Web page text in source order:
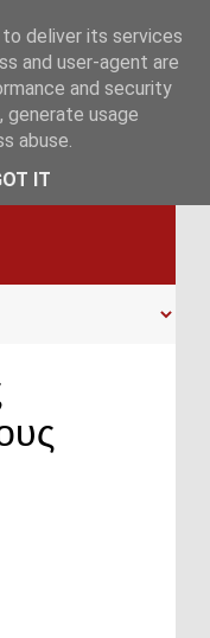
deliver its services
and user-agent are
and security
usage
abuse.
IT